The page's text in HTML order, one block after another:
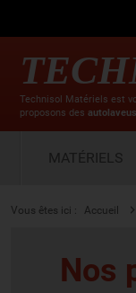
Technisol Matériels est
proposons des
MATÉRIELS
Vous êtes ici : Accueil
Nos